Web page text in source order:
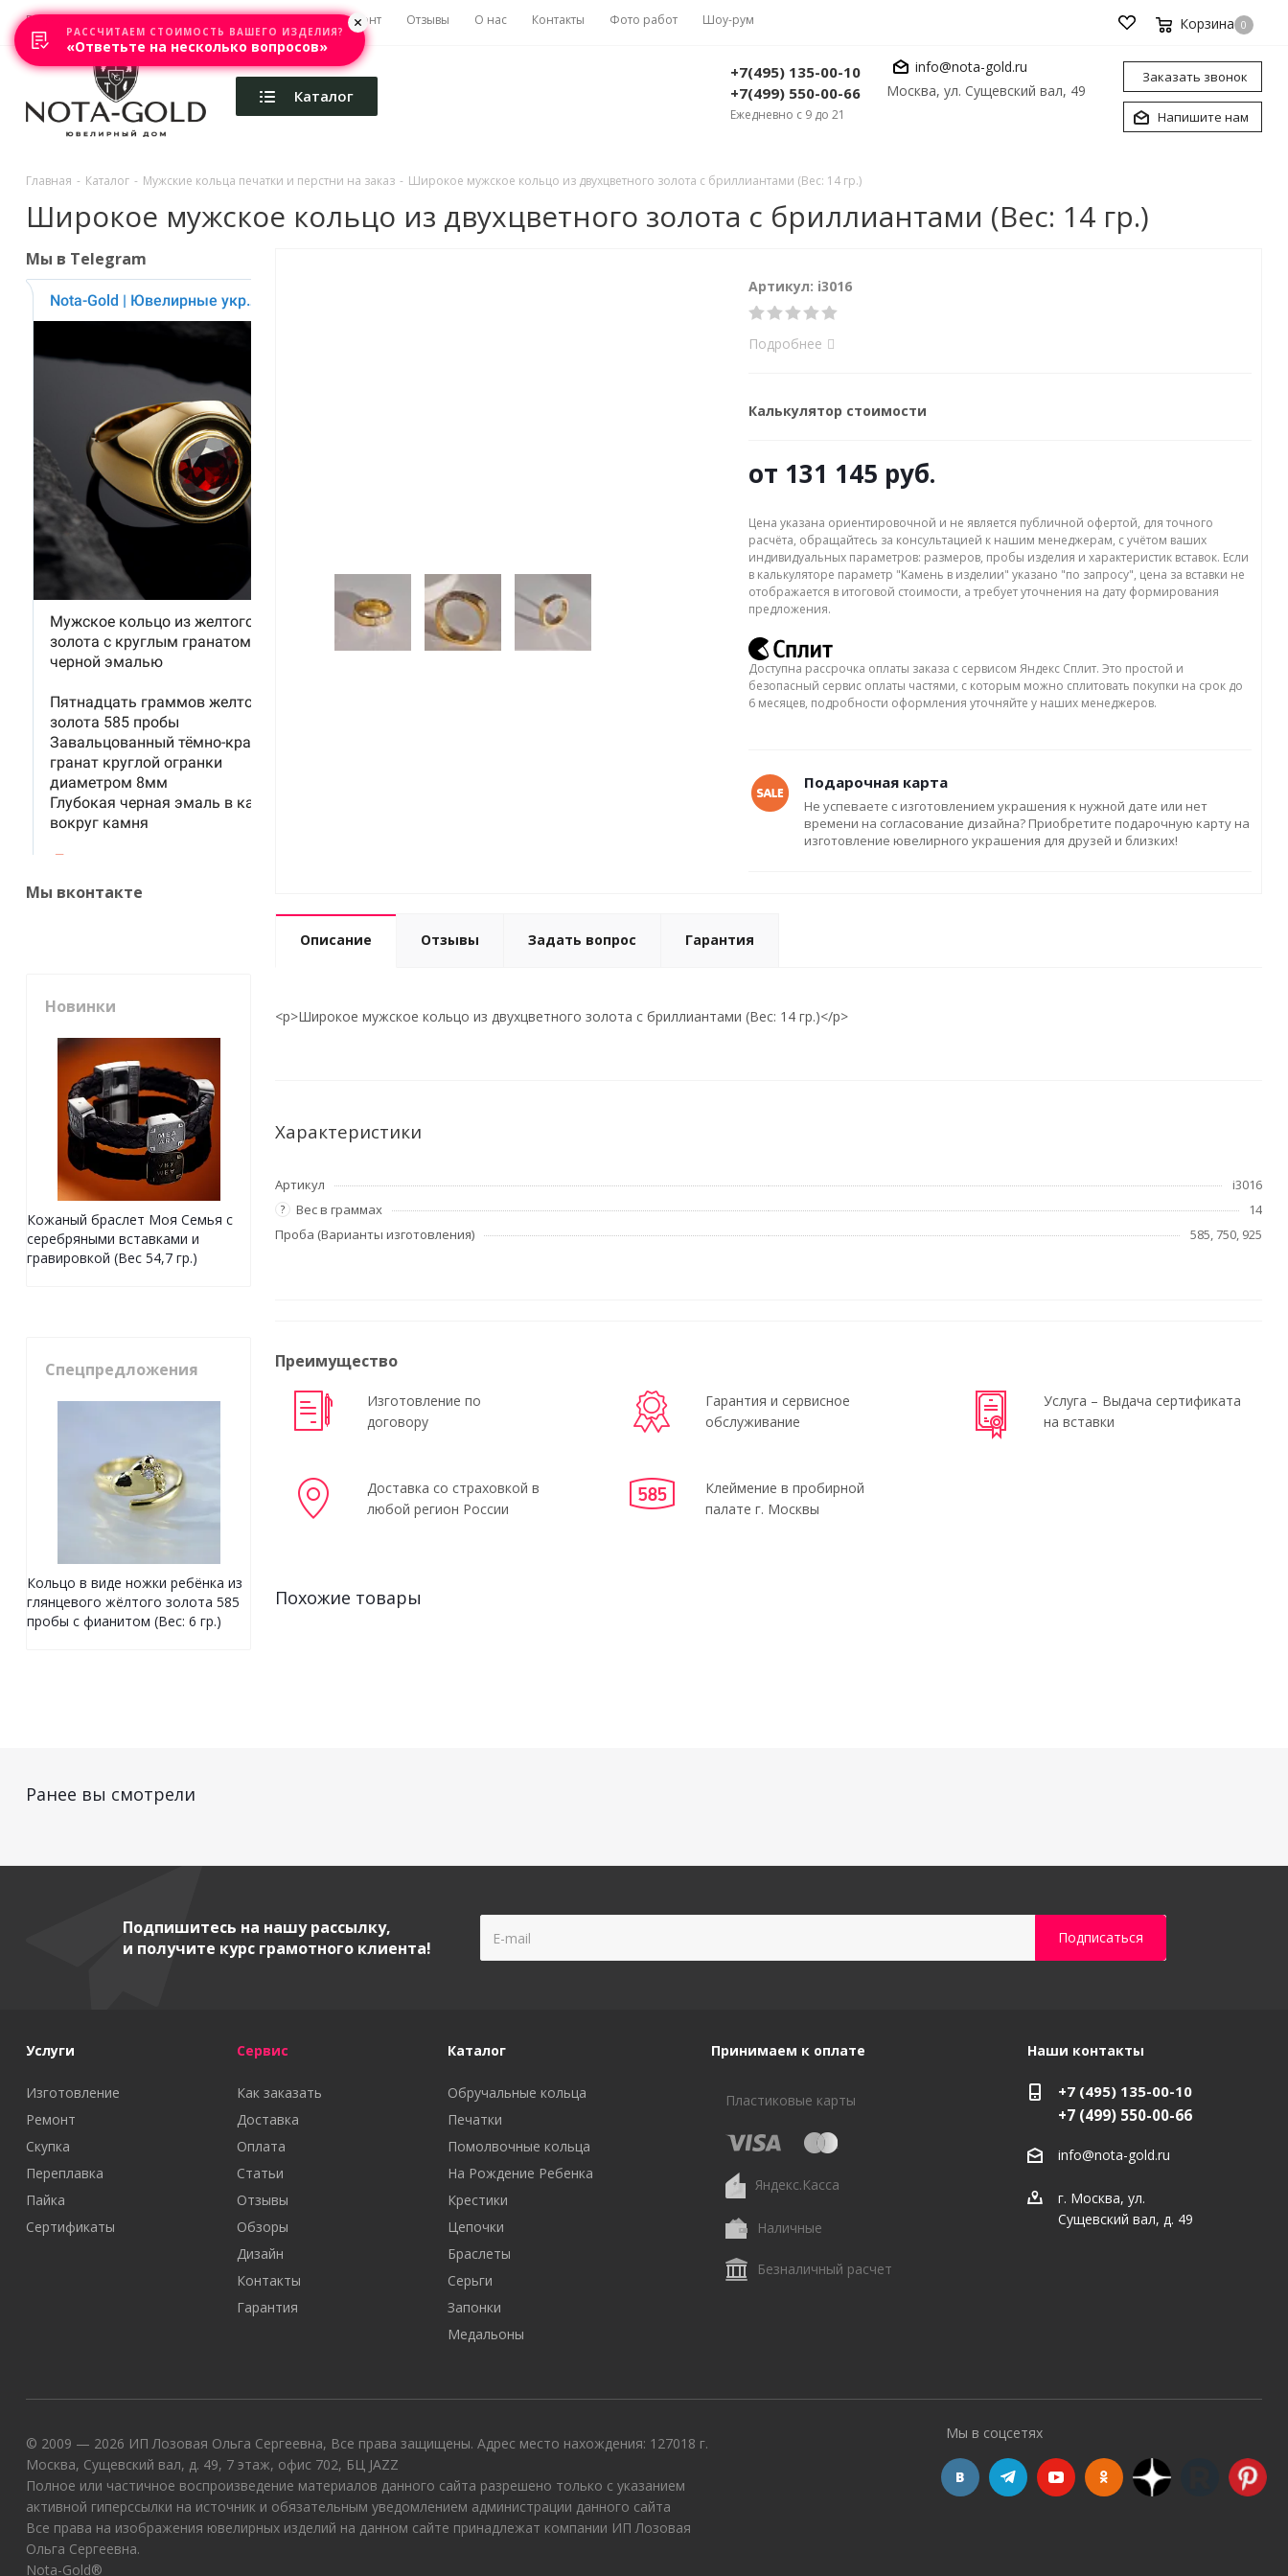
Главная Акции Каталоги Изготовление Ремонт Отзывы О нас Контакты Фото работ Шоу-рум Корзина 0
Каталог
+7(495) 135-00-10
+7(499) 550-00-66
Ежедневно с 9 до 21
info@nota-gold.ru
Москва, ул. Сущевский вал, 49
Заказать звонок
Напишите нам
Главная - Каталог - Мужские кольца печатки и перстни на заказ - Широкое мужское кольцо из двухцветного золота с бриллиантами (Вес: 14 гр.)
Широкое мужское кольцо из двухцветного золота с бриллиантами (Вес: 14 гр.)
Артикул: i3016
Подробнее
Калькулятор стоимости
от 131 145 руб.
Цена указана ориентировочной и не является публичной офертой, для точного
расчёта, обращайтесь за консультацией к нашим менеджерам, с учётом ваших
индивидуальных параметров: размеров, пробы изделия и характеристик вставок. Если
в калькуляторе параметр "Камень в изделии" указано "по запросу", цена за вставки не
отображается в итоговой стоимости, а требует уточнения на дату формирования
предложения.
Доступна рассрочка оплаты заказа с сервисом Яндекс Сплит. Это простой и
безопасный сервис оплаты частями, с которым можно сплитовать покупки на срок до
6 месяцев, подробности оформления уточняйте у наших менеджеров.
Подарочная карта
Не успеваете с изготовлением украшения к нужной дате или нет
времени на согласование дизайна? Приобретите подарочную карту на
изготовление ювелирного украшения для друзей и близких!
Описание Отзывы Задать вопрос Гарантия
<p>Широкое мужское кольцо из двухцветного золота с бриллиантами (Вес: 14 гр.)</p>
Характеристики
Артикул i3016
? Вес в граммах
14
Проба (Варианты изготовления)
585, 750, 925
Преимущество
Изготовление по
договору
Гарантия и сервисное
обслуживание
Услуга – Выдача сертификата
на вставки
Доставка со страховкой в
любой регион России
Клеймение в пробирной
палате г. Москвы
Похожие товары
Мы в Telegram
Мы вконтакте
Новинки
Кожаный браслет Моя Семья с
серебряными вставками и
гравировкой (Вес 54,7 гр.)
Спецпредложения
Кольцо в виде ножки ребёнка из
глянцевого жёлтого золота 585
пробы с фианитом (Вес: 6 гр.)
Ранее вы смотрели
Подпишитесь на нашу рассылку,
и получите курс грамотного клиента!
Услуги
Изготовление
Ремонт
Скупка
Переплавка
Пайка
Сертификаты
Сервис
Как заказать
Доставка
Оплата
Статьи
Отзывы
Обзоры
Дизайн
Контакты
Гарантия
Каталог
Обручальные кольца
Печатки
Помолвочные кольца
На Рождение Ребенка
Крестики
Цепочки
Браслеты
Серьги
Запонки
Медальоны
Принимаем к оплате
Пластиковые карты
Яндекс.Касса
Наличные
Безналичный расчет
Наши контакты
+7 (495) 135-00-10
+7 (499) 550-00-66
info@nota-gold.ru
г. Москва, ул.
Сущевский вал, д. 49
© 2009 — 2026 ИП Лозовая Ольга Сергеевна, Все права защищены. Адрес место нахождения: 127018 г.
Москва, Сущевский вал, д. 49, 7 этаж, офис 702, БЦ JAZZ
Полное или частичное воспроизведение материалов данного сайта разрешено только с указанием
активной гиперссылки на источник и обязательным уведомлением администрации данного сайта
Все права на изображения ювелирных изделий на данном сайте принадлежат компании ИП Лозовая
Ольга Сергеевна.
Nota-Gold®
Мы в соцсетях
РАССЧИТАЕМ СТОИМОСТЬ ВАШЕГО ИЗДЕЛИЯ?
«Ответьте на несколько вопросов»